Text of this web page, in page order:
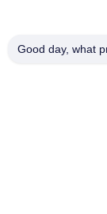
Good day, what